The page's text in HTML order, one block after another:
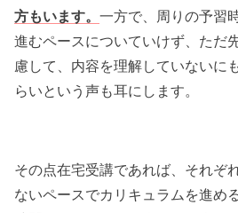
方もいます。一方で、周りの予習
進むペースについていけず、ただ
慮して、内容を理解していないに
らいという声も耳にします。
その点在宅受講であれば、それぞ
ないペースでカリキュラムを進め